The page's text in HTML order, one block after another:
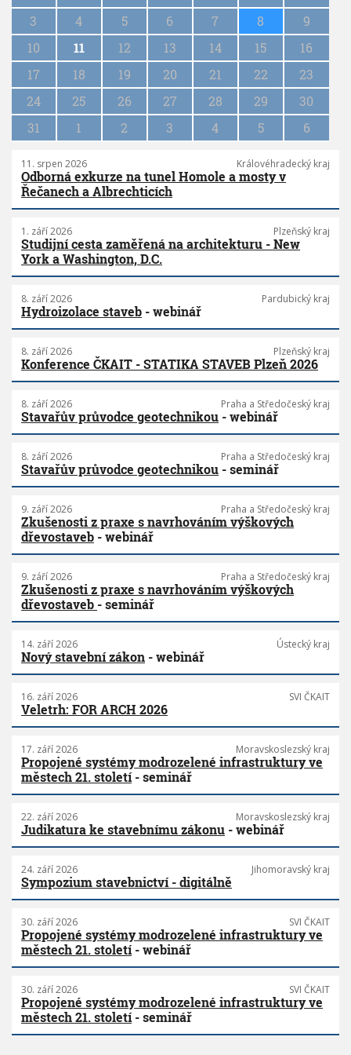
a
i
o
3
4 5 6 7 8
9
10
11 12 13 14 15
16
17
18 19 20 21 22
23
24
25 26 27 28 29
30
31
1 2 3 4 5 6
11. srpen 2026 Královéhradecký kraj
Odborná exkurze na tunel Homole a mosty v
Řečanech a Albrechticích
1. září 2026 Plzeňský kraj
Studijní cesta zaměřená na architekturu - New
York a Washington, D.C.
8. září 2026 Pardubický kraj
Hydroizolace staveb - webinář
8. září 2026 Plzeňský kraj
Konference ČKAIT - STATIKA STAVEB Plzeň 2026
8. září 2026 Praha a Středočeský kraj
Stavařův průvodce geotechnikou - webinář
8. září 2026 Praha a Středočeský kraj
Stavařův průvodce geotechnikou - seminář
9. září 2026 Praha a Středočeský kraj
Zkušenosti z praxe s navrhováním výškových
dřevostaveb - webinář
9. září 2026 Praha a Středočeský kraj
Zkušenosti z praxe s navrhováním výškových
dřevostaveb - seminář
14. září 2026 Ústecký kraj
Nový stavební zákon - webinář
16. září 2026 SVI ČKAIT
Veletrh: FOR ARCH 2026
17. září 2026 Moravskoslezský kraj
Propojené systémy modrozelené infrastruktury ve
městech 21. století- seminář
22. září 2026 Moravskoslezský kraj
Judikatura ke stavebnímu zákonu - webinář
24. září 2026 Jihomoravský kraj
Sympozium stavebnictví - digitálně
30. září 2026 SVI ČKAIT
Propojené systémy modrozelené infrastruktury ve
městech 21. století- webinář
30. září 2026 SVI ČKAIT
Propojené systémy modrozelené infrastruktury ve
městech 21. století- seminář